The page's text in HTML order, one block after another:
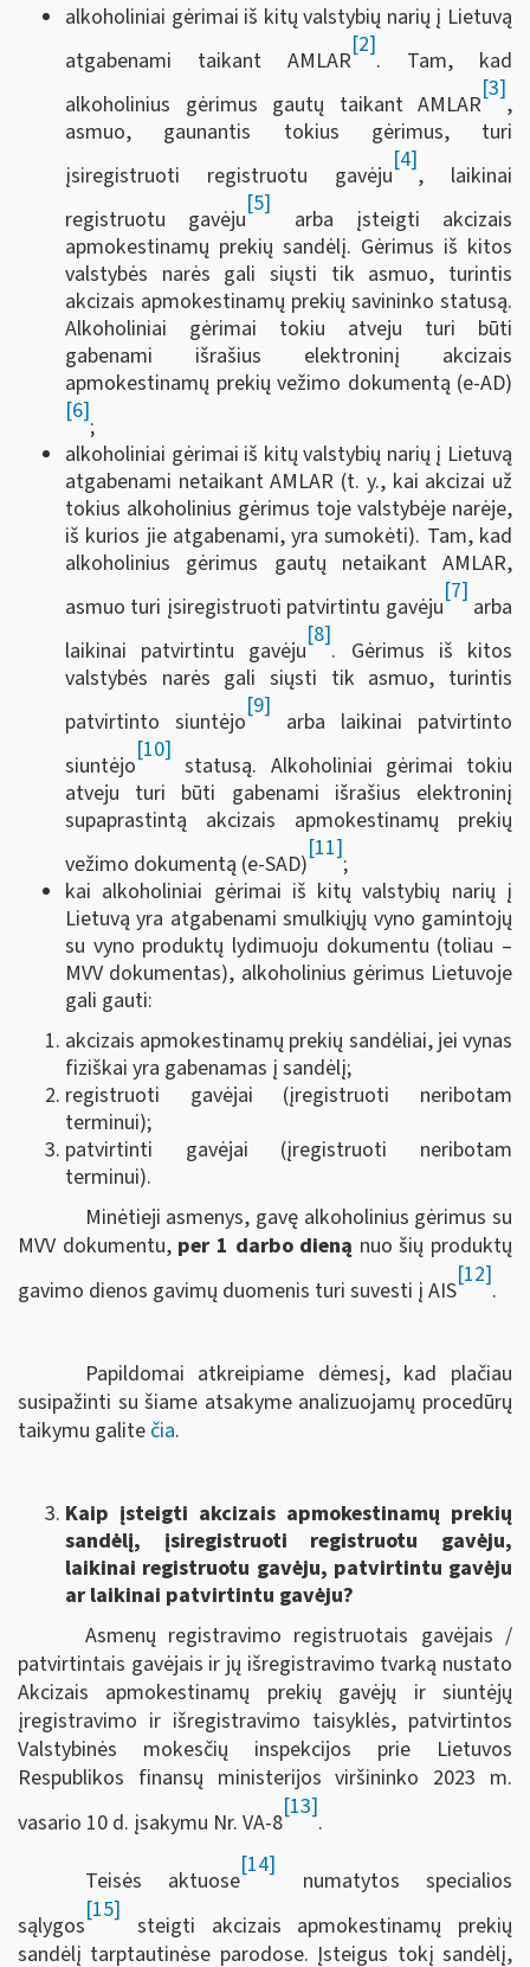
alkoholiniai gėrimai iš kitų valstybių narių į Lietuvą
atgabenami taikant AMLAR
[2]
. Tam, kad
alkoholinius gėrimus gautų taikant AMLAR
[3]
,
asmuo, gaunantis tokius gėrimus, turi
įsiregistruoti registruotu gavėju
[4]
, laikinai
registruotu gavėju
[5]
arba įsteigti akcizais
apmokestinamų prekių sandėlį. Gėrimus iš kitos
valstybės narės gali siųsti tik asmuo, turintis
akcizais apmokestinamų prekių savininko statusą.
Alkoholiniai gėrimai tokiu atveju turi būti
gabenami išrašius elektroninį akcizais
apmokestinamų prekių vežimo dokumentą (e-AD)
[6]
;
alkoholiniai gėrimai iš kitų valstybių narių į Lietuvą
atgabenami netaikant AMLAR (t. y., kai akcizai už
tokius alkoholinius gėrimus toje valstybėje narėje,
iš kurios jie atgabenami, yra sumokėti). Tam, kad
alkoholinius gėrimus gautų netaikant AMLAR,
asmuo turi įsiregistruoti patvirtintu gavėju
[7]
arba
laikinai patvirtintu gavėju
[8]
. Gėrimus iš kitos
valstybės narės gali siųsti tik asmuo, turintis
patvirtinto siuntėjo
[9]
arba laikinai patvirtinto
siuntėjo
[10]
statusą. Alkoholiniai gėrimai tokiu
atveju turi būti gabenami išrašius elektroninį
supaprastintą akcizais apmokestinamų prekių
vežimo dokumentą (e-SAD)
[11]
;
kai alkoholiniai gėrimai iš kitų valstybių narių į
Lietuvą yra atgabenami smulkiųjų vyno gamintojų
su vyno produktų lydimuoju dokumentu (toliau –
MVV dokumentas), alkoholinius gėrimus Lietuvoje
gali gauti:
akcizais apmokestinamų prekių sandėliai, jei vynas
fiziškai yra gabenamas į sandėlį;
registruoti gavėjai (įregistruoti neribotam
terminui);
patvirtinti gavėjai (įregistruoti neribotam
terminui).
Minėtieji asmenys, gavę alkoholinius gėrimus su
MVV dokumentu, per 1 darbo dieną nuo šių produktų
gavimo dienos gavimų duomenis turi suvesti į AIS
[12]
.
Papildomai atkreipiame dėmesį, kad plačiau
susipažinti su šiame atsakyme analizuojamų procedūrų
taikymu galite čia.
Kaip įsteigti akcizais apmokestinamų prekių
sandėlį, įsiregistruoti registruotu gavėju,
laikinai registruotu gavėju, patvirtintu gavėju
ar laikinai patvirtintu gavėju?
Asmenų registravimo registruotais gavėjais /
patvirtintais gavėjais ir jų išregistravimo tvarką nustato
Akcizais apmokestinamų prekių gavėjų ir siuntėjų
įregistravimo ir išregistravimo taisyklės, patvirtintos
Valstybinės mokesčių inspekcijos prie Lietuvos
Respublikos finansų ministerijos viršininko 2023 m.
vasario 10 d. įsakymu Nr. VA-8
[13]
.
Teisės aktuose
[14]
numatytos specialios
sąlygos
[15]
steigti akcizais apmokestinamų prekių
sandėlį tarptautinėse parodose. Įsteigus tokį sandėlį,